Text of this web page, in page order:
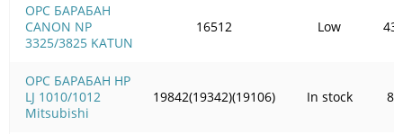
OPC БАРАБАН
CANON NP
3325/3825 KATUN
OPC БАРАБАН HP
LJ 1010/1012
Mitsubishi
16512 Low
19842(19342)(19106) In stock